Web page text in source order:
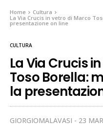
Home
Cultura
La Via Crucis in vetro di Marco
presentazione on line
CULTURA
La Via Crucis
Toso Borella:
la
GIORGIOMALAVASI 23